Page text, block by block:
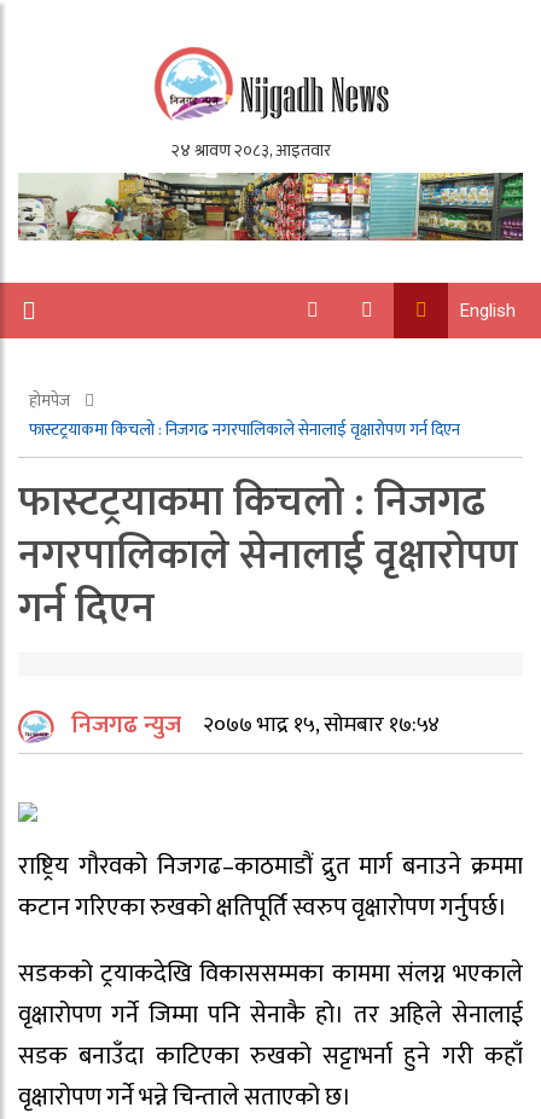
English
होमपेज
फास्टट्रयाकमा किचलो : निजगढ नगरपालिकाले सेनालाई वृक्षारोपण गर्न दिएन
फास्टट्रयाकमा किचलो : निजगढ
नगरपालिकाले सेनालाई वृक्षारोपण
गर्न दिएन
निजगढ न्युज २०७७ भाद्र १५, सोमबार १७:५४
राष्ट्रिय गौरवको निजगढ–काठमाडौं द्रुत मार्ग बनाउने क्रममा
कटान गरिएका रुखको क्षतिपूर्ति स्वरुप वृक्षारोपण गर्नुपर्छ।
सडकको ट्रयाकदेखि विकाससम्मका काममा संलग्न भएकाले
वृक्षारोपण गर्ने जिम्मा पनि सेनाकै हो। तर अहिले सेनालाई
सडक बनाउँदा काटिएका रुखको सट्टाभर्ना हुने गरी कहाँ
वृक्षारोपण गर्ने भन्ने चिन्ताले सताएको छ।